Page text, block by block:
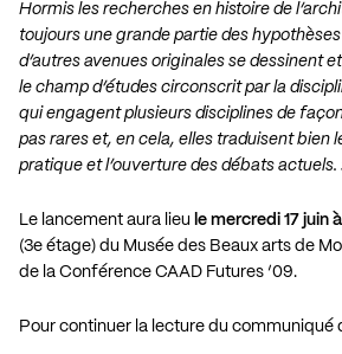
Hormis les recherches en histoire de
toujours une grande partie des
d’autres avenues originales se dessinent
le champ d’études circonscrit par la
qui engagent plusieurs disciplines de
pas rares et, en cela, elles traduisent bien
pratique et l’ouverture des débats actuels.
Le lancement aura lieu le mercredi 17 juin
(3e étage) du Musée des Beaux arts de
de la Conférence CAAD Futures ’09.
Pour continuer la lecture du communiqué